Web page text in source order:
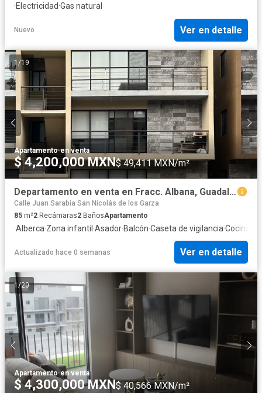
·Electricidad·Gas natural
Nuevo Ver en detalle
1 /19
Apartamento·en venta
$ 4,200,000 MXN$ 49,411 MXN/m²
Departamento en venta en Fracc. Albana, Guadalupe
Calle Juan Sarabia San Nicolás de los Garza
85 m²2 Recámaras2 BañosApartamento
·Alberca·Zona infantil ·Asador·Balcón·Caseta de vigilancia·Cocina
Actualizado hace 0 semanas Ver en detalle
1 /20
Apartamento·en venta
$ 4,300,000 MXN$ 40,566 MXN/m²